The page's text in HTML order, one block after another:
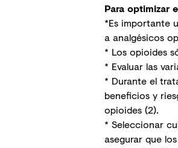
Para optimizar
*Es importante
a analgésicos
* Los opioides
* Evaluar las
* Durante el
beneficios y
opioides (2).
* Seleccionar
asegurar que